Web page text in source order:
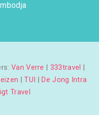
Van Verre 333travel
|TUI
De Jong Intra
Travel